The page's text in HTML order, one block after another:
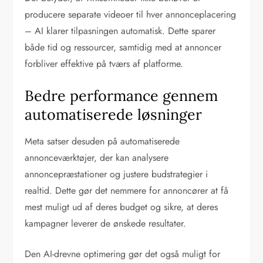
producere separate videoer til hver annonceplacering
– AI klarer tilpasningen automatisk. Dette sparer
både tid og ressourcer, samtidig med at annoncer
forbliver effektive på tværs af platforme.
Bedre performance gennem
automatiserede løsninger
Meta satser desuden på automatiserede
annonceværktøjer, der kan analysere
annoncepræstationer og justere budstrategier i
realtid. Dette gør det nemmere for annoncører at få
mest muligt ud af deres budget og sikre, at deres
kampagner leverer de ønskede resultater.
Den AI-drevne optimering gør det også muligt for